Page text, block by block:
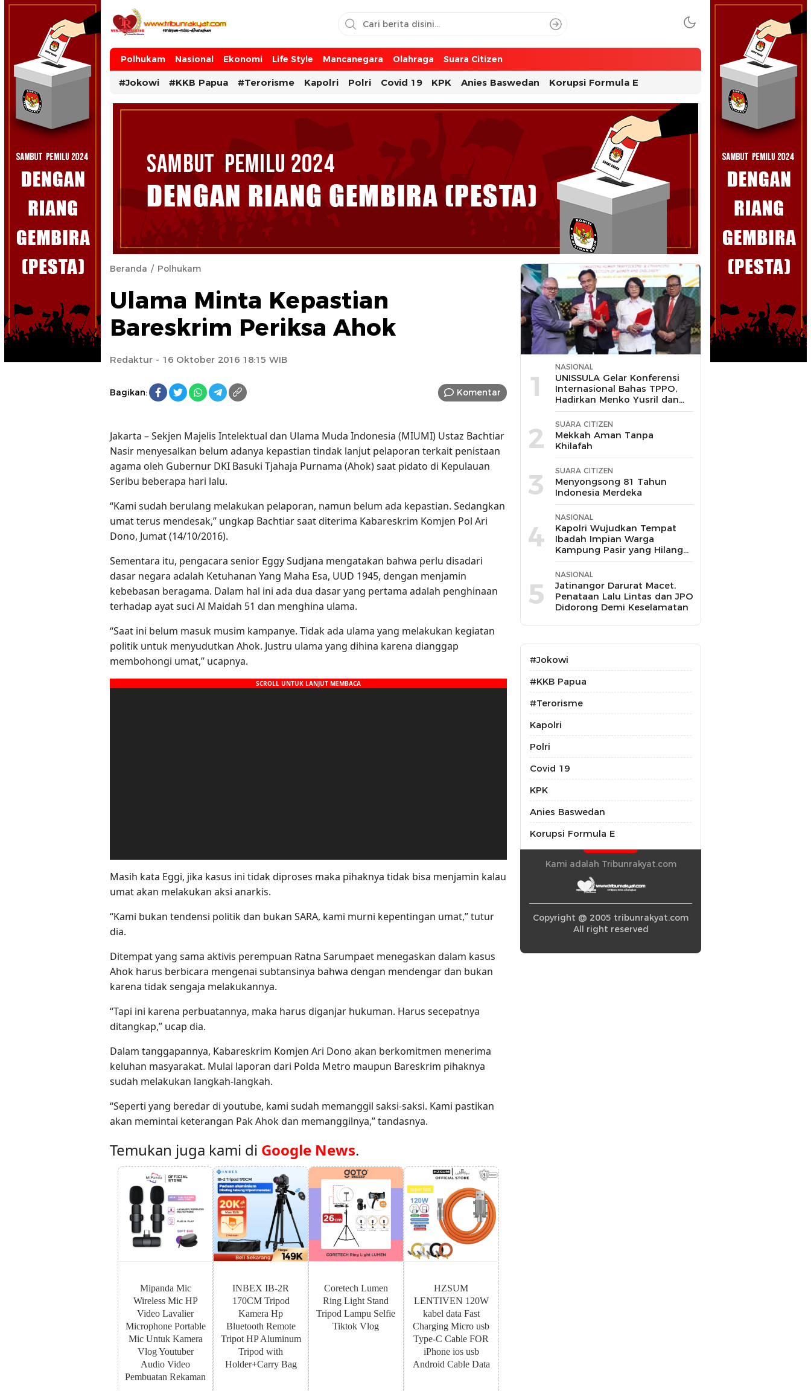
Tribun Rakyat
Tulus – Terdepan – Diharapkan
Polhukam Nasional Ekonomi Life Style Mancanegara Olahraga Suara Citizen
#Jokowi #KKB Papua #Terorisme Kapolri Polri Covid 19 KPK Anies Baswedan Korupsi Formula E
Beranda Polhukam
Ulama Minta Kepastian
Bareskrim Periksa Ahok
Redaktur - 16 Oktober 2016 18:15 WIB
Bagikan: Komentar
Jakarta – Sekjen Majelis Intelektual dan Ulama Muda Indonesia (MIUMI) Ustaz Bachtiar
Nasir menyesalkan belum adanya kepastian tindak lanjut pelaporan terkait penistaan
agama oleh Gubernur DKI Basuki Tjahaja Purnama (Ahok) saat pidato di Kepulauan
Seribu beberapa hari lalu.
“Kami sudah berulang melakukan pelaporan, namun belum ada kepastian. Sedangkan
umat terus mendesak,” ungkap Bachtiar saat diterima Kabareskrim Komjen Pol Ari
Dono, Jumat (14/10/2016).
Sementara itu, pengacara senior Eggy Sudjana mengatakan bahwa perlu disadari
dasar negara adalah Ketuhanan Yang Maha Esa, UUD 1945, dengan menjamin
kebebasan beragama. Dalam hal ini ada dua dasar yang pertama adalah penghinaan
terhadap ayat suci Al Maidah 51 dan menghina ulama.
“Saat ini belum masuk musim kampanye. Tidak ada ulama yang melakukan kegiatan
politik untuk menyudutkan Ahok. Justru ulama yang dihina karena dianggap
membohongi umat,” ucapnya.
Masih kata Eggi, jika kasus ini tidak diproses maka pihaknya tidak bisa menjamin kalau
umat akan melakukan aksi anarkis.
“Kami bukan tendensi politik dan bukan SARA, kami murni kepentingan umat,” tutur
dia.
Ditempat yang sama aktivis perempuan Ratna Sarumpaet menegaskan dalam kasus
Ahok harus berbicara mengenai subtansinya bahwa dengan mendengar dan bukan
karena tidak sengaja melakukannya.
“Tapi ini karena perbuatannya, maka harus diganjar hukuman. Harus secepatnya
ditangkap,” ucap dia.
Dalam tanggapannya, Kabareskrim Komjen Ari Dono akan berkomitmen menerima
keluhan masyarakat. Mulai laporan dari Polda Metro maupun Bareskrim pihaknya
sudah melakukan langkah-langkah.
“Seperti yang beredar di youtube, kami sudah memanggil saksi-saksi. Kami pastikan
akan memintai keterangan Pak Ahok dan memanggilnya,” tandasnya.
Temukan juga kami di Google News.
Mipanda Mic
Wireless Mic HP
Video Lavalier
Microphone Portable
Mic Untuk Kamera
Vlog Youtuber
Audio Video
Pembuatan Rekaman
INBEX IB-2R
170CM Tripod
Kamera Hp
Bluetooth Remote
Tripot HP Aluminum
Tripod with
Holder+Carry Bag
Coretech Lumen
Ring Light Stand
Tripod Lampu Selfie
Tiktok Vlog
HZSUM
LENTIVEN 120W
kabel data Fast
Charging Micro usb
Type-C Cable FOR
iPhone ios usb
Android Cable Data
1
NASIONAL
UNISSULA Gelar Konferensi
Internasional Bahas TPPO,
Hadirkan Menko Yusril dan
Wakapolri
2 SUARA CITIZEN
Mekkah Aman Tanpa
Khilafah
3 SUARA CITIZEN
Menyongsong 81 Tahun
Indonesia Merdeka
4
NASIONAL
Kapolri Wujudkan Tempat
Ibadah Impian Warga
Kampung Pasir yang Hilang
Selama 10 Tahun
5
NASIONAL
Jatinangor Darurat Macet,
Penataan Lalu Lintas dan JPO
Didorong Demi Keselamatan
#Jokowi
#KKB Papua
#Terorisme
Kapolri
Polri
Covid 19
KPK
Anies Baswedan
Korupsi Formula E
Kami adalah Tribunrakyat.com
Copyright @ 2005 tribunrakyat.com
All right reserved